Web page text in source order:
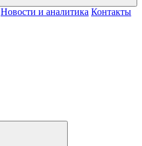
Новости и аналитика Контакты